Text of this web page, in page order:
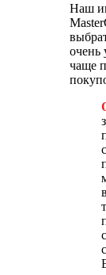
Наш
очень
чаще